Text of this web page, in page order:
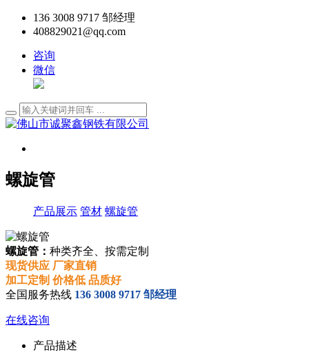
136 3008 9717 邹经理
408829021@qq.com
咨询
微信
螺旋管
产品展示 管材 螺旋管
螺旋管： 种类齐全、按需定制
现货供应 厂家直销
加工定制 价格低 品质好
全国服务热线 136 3008 9717 邹经理
在线咨询
产品描述